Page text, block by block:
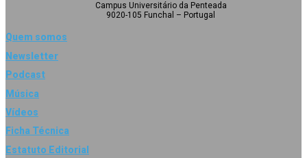
Campus Universitário da Penteada
9020-105 Funchal – Portugal
Quem somos
Newsletter
Podcast
Música
Vídeos
Ficha Técnica
Estatuto Editorial